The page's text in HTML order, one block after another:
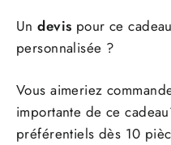
Undevis pour ce
personnalisée ?
Vous aimeriez
importante de ce
préférentiels dès 10